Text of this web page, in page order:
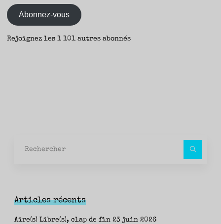
mail
Abonnez-vous
Rejoignez les 1 101 autres abonnés
Articles récents
Aire(s) Libre(s), clap de fin 23 juin 2026